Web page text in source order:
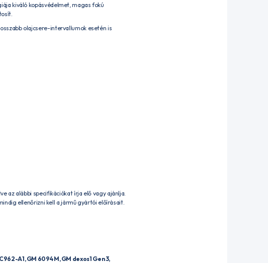
kiváló kopásvédelmet, magas fokú
olajcsere-intervallumok esetén is
az alábbi specifikációkat írja elő vagy ajánlja.
ellenőrizni kell a jármű gyártói előírásait.
A1, GM 6094 M, GM dexos1 Gen 3,